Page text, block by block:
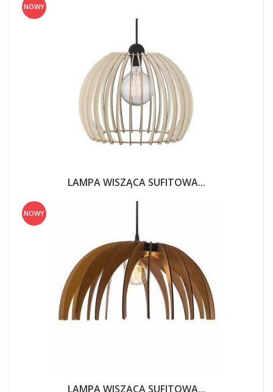
LAMPA WISZĄCA SUFITOWA...
NOWY
LAMPA WISZĄCA SUFITOWA...
NOWY